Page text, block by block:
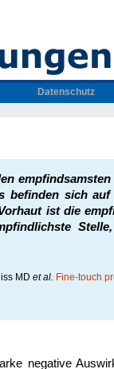
Datenschutz
befinden sich
ist die
MDet al. Fine-touch
negative